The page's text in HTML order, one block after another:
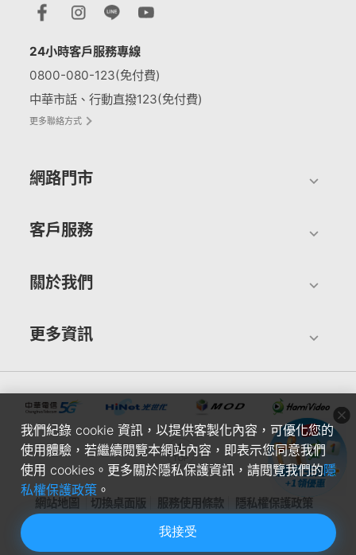
24小時客戶服務專線
0800-080-123(免付費)
中華市話、行動直撥123(免付費)
更多聯絡方式
網路門市
客戶服務
關於我們
更多資訊
網站地圖 切換桌面版 服務使用條款 隱私權保護政策
中華電信股份有限公司個人家庭分公司(統一編號：96979949) ©
我們紀錄 cookie 資訊，以提供客製化內容，可優化您的
使用體驗，若繼續閱覽本網站內容，即表示您同意我們
使用 cookies。更多關於隱私保護資訊，請閱覽我們的隱
私權保護政策。
我接受